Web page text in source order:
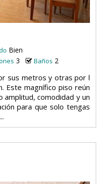
Bien
3 Baños 2
sus metros y otras por l
Este magnífico piso reún
amplitud, comodidad y un
para que solo tengas